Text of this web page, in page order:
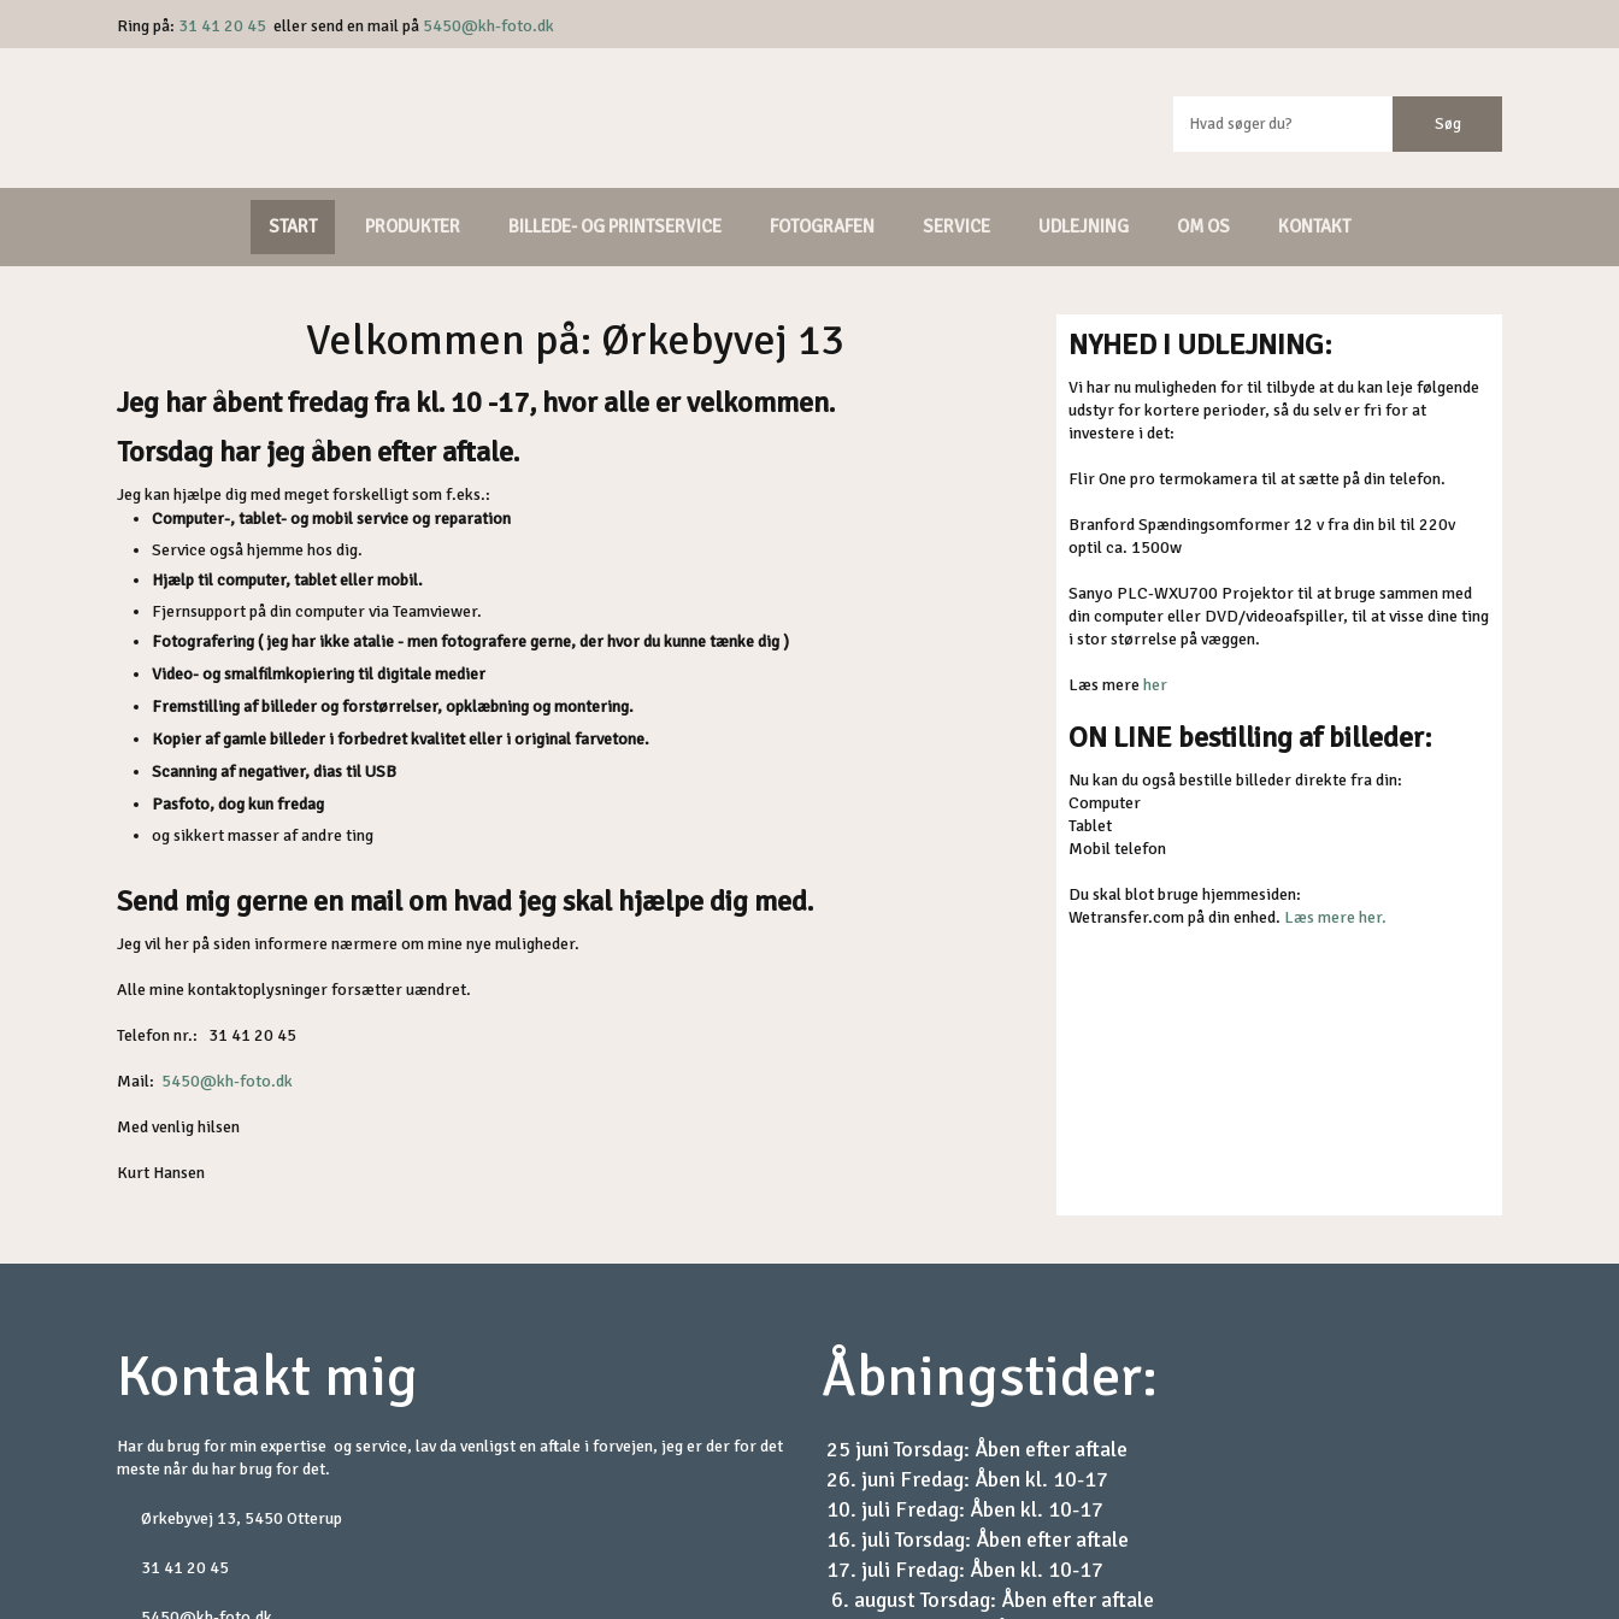
​Ring på: 31 41 20 45 eller send en mail på 5450@kh-foto.dk
START PRODUKTER BILLEDE- OG PRINTSERVICE FOTOGRAFEN SERVICE UDLEJNING OM OS KONTAKT
Velkommen på: Ørkebyvej 13
Jeg har åbent fredag fra kl. 10 -17, hvor alle er velkommen.
Torsdag har jeg åben efter aftale.
Jeg kan hjælpe dig med meget forskelligt som f.eks.:
Computer-, tablet- og mobil service og reparation
Service også hjemme hos dig.
Hjælp til computer, tablet eller mobil.​
Fjernsupport på din computer via Teamviewer.
Fotografering​ ( jeg har ikke atalie - men fotografere gerne, der hvor du kunne tænke dig )
Video- og smalfilmkopiering til digitale medier
Fremstilling af billeder og forstørrelser, opklæbning og montering.
Kopier af gamle billeder i forbedret kvalitet eller i original farvetone.
Scanning af negativer, dias til USB
Pasfoto, dog kun fredag
og sikkert masser af andre ting
Send mig gerne en mail om hvad jeg skal hjælpe dig med.
Jeg vil her på siden informere nærmere om mine nye muligheder.
Alle mine kontaktoplysninger forsætter uændret.
Telefon nr.: 31 41 20 45
Mail: 5450@kh-foto.dk
Med venlig hilsen
Kurt Hansen
NYHED I UDLEJNING:
Vi har nu muligheden for til tilbyde at du kan leje følgende
udstyr for kortere perioder, så du selv er fri for at
investere i det:
Flir One pro termokamera til at sætte på din telefon.
Branford Spændingsomformer 12 v fra din bil til 220v
optil ca. 1500w
Sanyo PLC-WXU700 Projektor til at bruge sammen med
din computer eller DVD/videoafspiller, til at visse dine ting
i stor størrelse på væggen.
Læs mereher
​ON LINE bestilling af billeder:
Nu kan du også bestille billeder direkte fra din:
Computer
Tablet
Mobil telefon
Du skal blot bruge hjemmesiden:
Wetransfer.com på din enhed. Læs mere her.
​Kontakt mig
Har du brug for min expertise og service, lav da venligst en aftale i forvejen, jeg er der for det
meste når du har brug for det.
Ørkebyvej 13, 5450 Otterup​
31 41 20 45
​Åbningstider:​
25 juni Torsdag: Åben efter aftale
26. juni Fredag: Åben kl. 10-17
10. juli Fredag: Åben kl. 10-17
16. juli Torsdag: Åben efter aftale
17. juli Fredag: Åben kl. 10-17
6. august Torsdag: Åben efter aftale